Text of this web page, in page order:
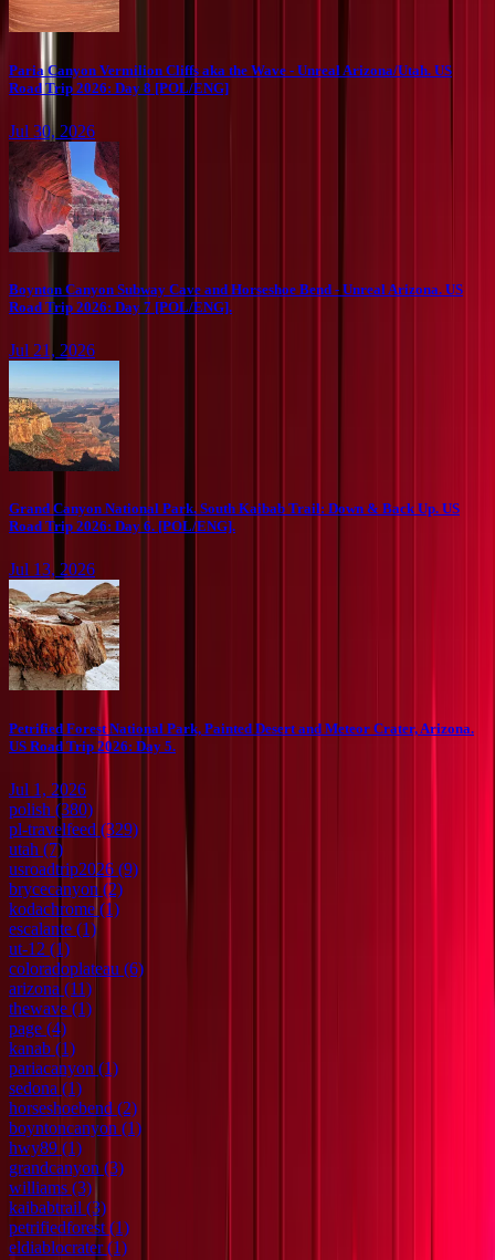
Paria Canyon Vermilion Cliffs aka the Wave - Unreal Arizona/Utah. US
Road Trip 2026: Day 8 [POL/ENG]
Jul 30, 2026
Boynton Canyon Subway Cave and Horseshoe Bend - Unreal Arizona. US
Road Trip 2026: Day 7 [POL/ENG].
Jul 21, 2026
Grand Canyon National Park. South Kaibab Trail: Down & Back Up. US
Road Trip 2026: Day 6. [POL/ENG].
Jul 13, 2026
Petrified Forest National Park, Painted Desert and Meteor Crater, Arizona.
US Road Trip 2026: Day 5.
Jul 1, 2026
polish (380)
pl-travelfeed (329)
utah (7)
usroadtrip2026 (9)
brycecanyon (2)
kodachrome (1)
escalante (1)
ut-12 (1)
coloradoplateau (6)
arizona (11)
thewave (1)
page (4)
kanab (1)
pariacanyon (1)
sedona (1)
horseshoebend (2)
boyntoncanyon (1)
hwy89 (1)
grandcanyon (3)
williams (3)
kaibabtrail (3)
petrifiedforest (1)
eldiablocrater(1)